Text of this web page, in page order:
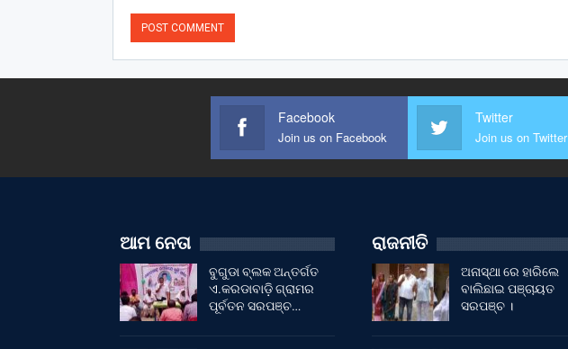
Facebook
Join us on Facebook
Twitter
Join us on Twitter
ଆମ ନେତା
ବୁଗୁଡା ବ୍ଲକ ଅନ୍ତର୍ଗତ
ଏ.କରଡାବାଡ଼ି ଗ୍ରାମର
ପୂର୍ବତନ ସରପଞ୍ଚ…
ରାଜନୀତି
ଅନାସ୍ଥା ରେ ହାରିଲେ
ବାଲିଛାଇ ପଞ୍ଚାୟତ
ସରପଞ୍ଚ ।